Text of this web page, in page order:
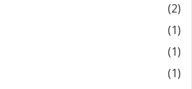
(2)
(1)
(1)
(1)